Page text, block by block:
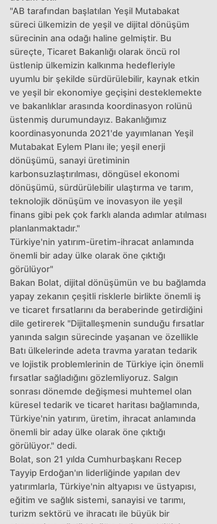
"AB tarafından başlatılan Yeşil Mutabakat
süreci ülkemizin de yeşil ve dijital dönüşüm
sürecinin ana odağı haline gelmiştir. Bu
süreçte, Ticaret Bakanlığı olarak öncü rol
üstlenip ülkemizin kalkınma hedefleriyle
uyumlu bir şekilde sürdürülebilir, kaynak etkin
ve yeşil bir ekonomiye geçişini desteklemekte
ve bakanlıklar arasında koordinasyon rolünü
üstenmiş durumundayız. Bakanlığımız
koordinasyonunda 2021'de yayımlanan Yeşil
Mutabakat Eylem Planı ile; yeşil enerji
dönüşümü, sanayi üretiminin
karbonsuzlaştırılması, döngüsel ekonomi
dönüşümü, sürdürülebilir ulaştırma ve tarım,
teknolojik dönüşüm ve inovasyon ile yeşil
finans gibi pek çok farklı alanda adımlar atılması
planlanmaktadır."
Türkiye'nin yatırım-üretim-ihracat anlamında
önemli bir aday ülke olarak öne çıktığı
görülüyor"
Bakan Bolat, dijital dönüşümün ve bu bağlamda
yapay zekanın çeşitli risklerle birlikte önemli iş
ve ticaret fırsatlarını da beraberinde getirdiğini
dile getirerek "Dijitalleşmenin sunduğu fırsatlar
yanında salgın sürecinde yaşanan ve özellikle
Batı ülkelerinde adeta travma yaratan tedarik
ve lojistik problemlerinin de Türkiye için önemli
fırsatlar sağladığını gözlemliyoruz. Salgın
sonrası dönemde değişmesi muhtemel olan
küresel tedarik ve ticaret haritası bağlamında,
Türkiye'nin yatırım, üretim, ihracat anlamında
önemli bir aday ülke olarak öne çıktığı
görülüyor." dedi.
Bolat, son 21 yılda Cumhurbaşkanı Recep
Tayyip Erdoğan'ın liderliğinde yapılan dev
yatırımlarla, Türkiye'nin altyapısı ve üstyapısı,
eğitim ve sağlık sistemi, sanayisi ve tarımı,
turizm sektörü ve ihracatı ile büyük bir